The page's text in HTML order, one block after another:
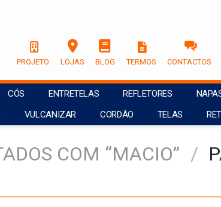
PROJETO LOJAS BLOG TERMOS CONTACTOS
CÓS ENTRETELAS REFLETORES
VULCANIZAR CORDÃO TELAS
COM “MACIO” /